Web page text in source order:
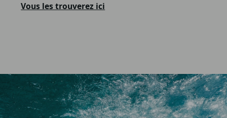
Vous les trouverez ici